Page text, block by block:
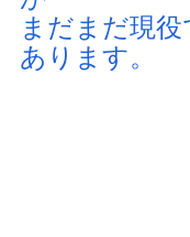
まだまだ現
あります。